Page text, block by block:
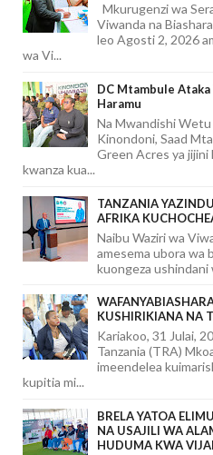
Mkurugenzi wa
Viwanda na
leo Agosti 2, 2026
wa Vi...
DC Mtambule
Haramu
Na Mwandishi
Kinondoni, Saad
Green Acres ya jijini
kwanza kua...
TANZANIA
AFRIKA
Naibu Waziri wa
amesema ubora wa
kuongeza ushindani
KUSHIRIKIANA NA
Kariakoo, 31 Julai,
Tanzania (TRA)
imeendelea
kupitia mi...
BRELA YATOA
NA USAJILI WA
HUDUMA KWA